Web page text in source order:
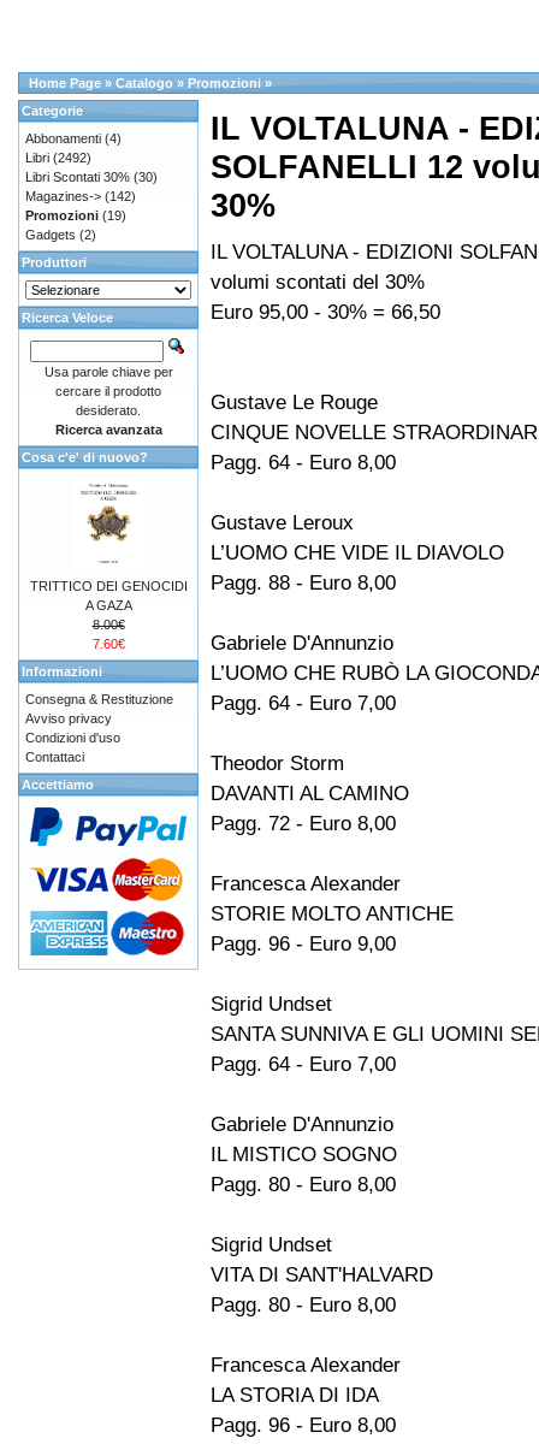
Home Page » Catalogo » Promozioni »
IL VOLTALUNA -
SOLFANELLI 12
30%
IL VOLTALUNA - EDIZIONI
volumi scontati del 30%
Euro 95,00 - 30% = 66,50
Gustave Le Rouge
CINQUE NOVELLE
Pagg. 64 - Euro 8,00
Gustave Leroux
L’UOMO CHE VIDE IL DIAVOLO
Pagg. 88 - Euro 8,00
Gabriele D'Annunzio
L’UOMO CHE RUBÒ LA
Pagg. 64 - Euro 7,00
Theodor Storm
DAVANTI AL CAMINO
Pagg. 72 - Euro 8,00
Francesca Alexander
STORIE MOLTO ANTICHE
Pagg. 96 - Euro 9,00
Sigrid Undset
SANTA SUNNIVA E GLI UOMINI
Pagg. 64 - Euro 7,00
Gabriele D'Annunzio
IL MISTICO SOGNO
Pagg. 80 - Euro 8,00
Sigrid Undset
VITA DI SANT'HALVARD
Pagg. 80 - Euro 8,00
Francesca Alexander
LA STORIA DI IDA
Pagg. 96 - Euro 8,00
Categorie
Abbonamenti (4)
Libri (2492)
Libri Scontati 30% (30)
Magazines-> (142)
Promozioni (19)
Gadgets (2)
Produttori
Ricerca Veloce
Usa parole chiave per
cercare il prodotto
desiderato.
Ricerca avanzata
Cosa c'e' di nuovo?
TRITTICO DEI GENOCIDI
A GAZA
8.00€
7.60€
Informazioni
Consegna & Restituzione
Avviso privacy
Condizioni d'uso
Contattaci
Accettiamo